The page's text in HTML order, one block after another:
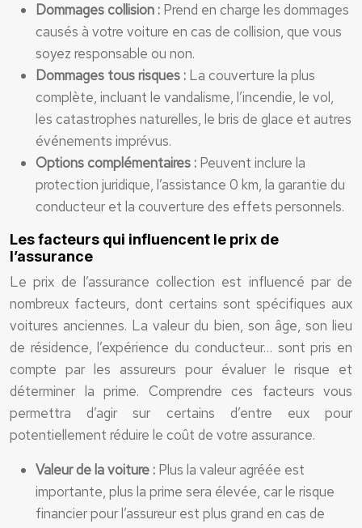
Dommages collision : Prend en charge les dommages
causés à votre voiture en cas de collision, que vous
soyez responsable ou non.
Dommages tous risques : La couverture la plus
complète, incluant le vandalisme, l’incendie, le vol,
les catastrophes naturelles, le bris de glace et autres
événements imprévus.
Options complémentaires : Peuvent inclure la
protection juridique, l’assistance 0 km, la garantie du
conducteur et la couverture des effets personnels.
Les facteurs qui influencent le prix de
l’assurance
Le prix de l’assurance collection est influencé par de
nombreux facteurs, dont certains sont spécifiques aux
voitures anciennes. La valeur du bien, son âge, son lieu
de résidence, l’expérience du conducteur… sont pris en
compte par les assureurs pour évaluer le risque et
déterminer la prime. Comprendre ces facteurs vous
permettra d’agir sur certains d’entre eux pour
potentiellement réduire le coût de votre assurance.
Valeur de la voiture : Plus la valeur agréée est
importante, plus la prime sera élevée, car le risque
financier pour l’assureur est plus grand en cas de